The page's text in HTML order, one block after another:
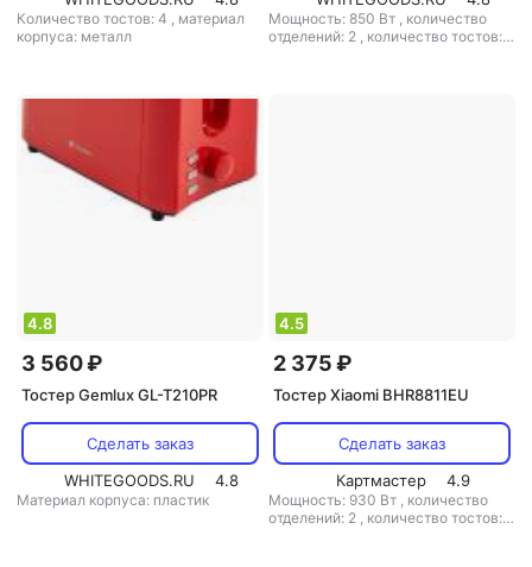
Количество тостов: 4 , материал
корпуса: металл
Мощность: 850 Вт , количество
отделений: 2 , количество тостов: 2
4.8
3 560 ₽
Тостер Gemlux GL-T210PR
Сделать заказ
WHITEGOODS.RU
4.8
Материал корпуса: пластик
4.5
2 375 ₽
Тостер Xiaomi BHR8811EU
Сделать заказ
Картмастер
4.9
Мощность: 930 Вт , количество
отделений: 2 , количество тостов: 2